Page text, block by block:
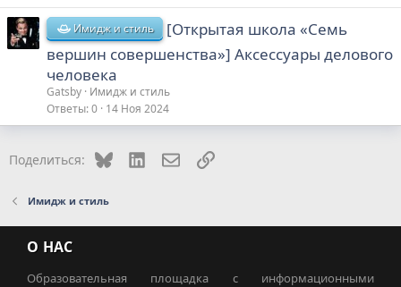
Имидж и стиль
[Открытая школа «Семь
вершин совершенства»] Аксессуары делового
человека
Gatsby Имидж и стиль
Ответы 0 14 Ноя 2024
Поделиться: Bluesky LinkedInЭлектронная почта
Ссылка
Имидж и стиль
О НАС
Образовательная площадка с информационными